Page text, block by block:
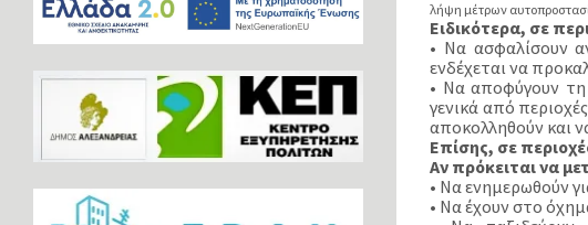
λήψη μέτρων
Ειδικότερα, σε
• Να ασφαλίσουν
ενδέχεται να
• Να αποφύγουν τη
γενικά από
αποκολληθούν και
Επίσης, σε
Αν πρόκειται να
• Να ενημερωθούν
• Να έχουν στο